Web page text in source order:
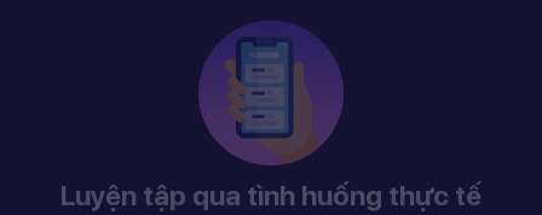
Luyện tập qua tình huống thực tế